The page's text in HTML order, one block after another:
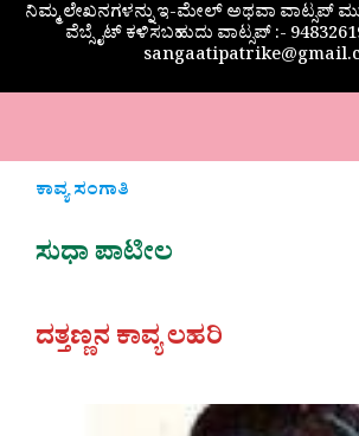
ನಿಮ್ಮ ಲೇಖನಗಳನ್ನು ಇ-ಮೇಲ್ ಅಥವಾ ವಾಟ್ಸಪ್
ವೆಬ್ಸೈಟ್ ಕಳಿಸಬಹುದು ವಾಟ್ಸಪ್‌ :-
ಕಾವ್ಯ ಸಂಗಾತಿ
ಸುಧಾ ಪಾಟೀಲ
ದತ್ತಣ್ಣನ ಕಾವ್ಯ ಲಹರಿ